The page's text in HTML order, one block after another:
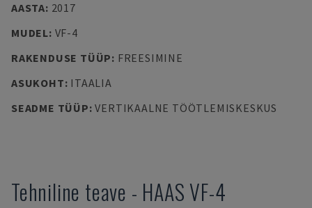
AASTA: 2017
MUDEL: VF-4
RAKENDUSE TÜÜP: FREESIMINE
ASUKOHT: ITAALIA
SEADME TÜÜP:VERTIKAALNE TÖÖTLEMISKESKUS
Tehniline teave - HAAS VF-4